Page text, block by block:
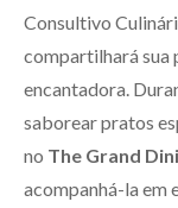
Consultivo
compartilhará sua
encantadora.
saborear pratos
no The Grand
acompanhá-la em